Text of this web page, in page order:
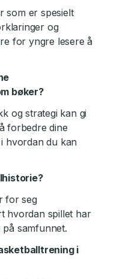
som er spesielt
og
for yngre lesere å
bøker?
og strategi kan gi
forbedre dine
hvordan du kan
for seg
hvordan spillet har
på samfunnet.
i